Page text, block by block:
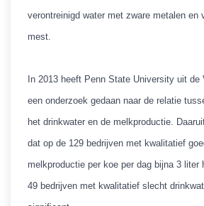
verontreinigd water met zware metalen en
mest.
In 2013 heeft Penn State University uit de
een onderzoek gedaan naar de relatie
het drinkwater en de melkproductie.
dat op de 129 bedrijven met kwalitatief
melkproductie per koe per dag bijna 3 liter
49 bedrijven met kwalitatief slecht